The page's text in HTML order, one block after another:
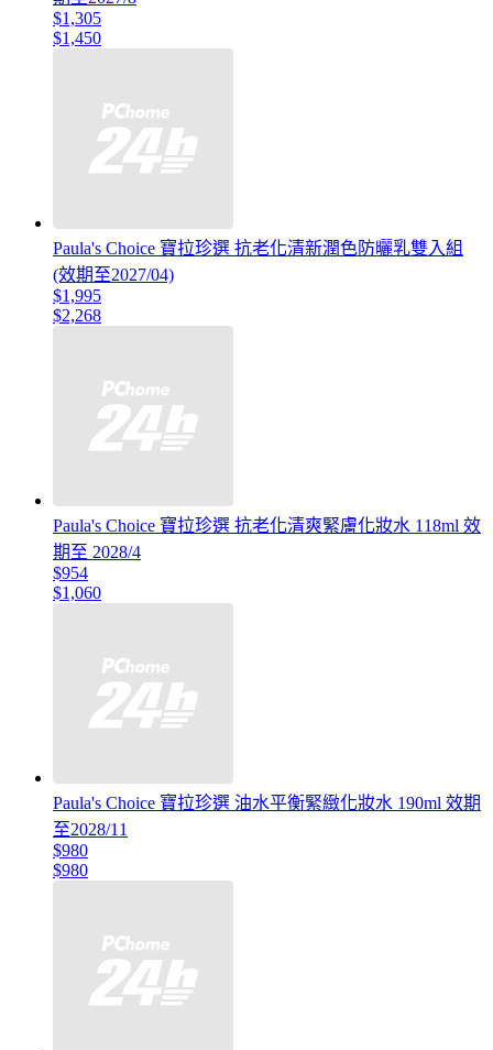
$1,305
$1,450
Paula's Choice 寶拉珍選 抗老化清新潤色防曬乳雙入組
(效期至2027/04)
$1,995
$2,268
Paula's Choice 寶拉珍選 抗老化清爽緊膚化妝水 118ml 效
期至 2028/4
$954
$1,060
Paula's Choice 寶拉珍選 油水平衡緊緻化妝水 190ml 效期
至2028/11
$980
$980